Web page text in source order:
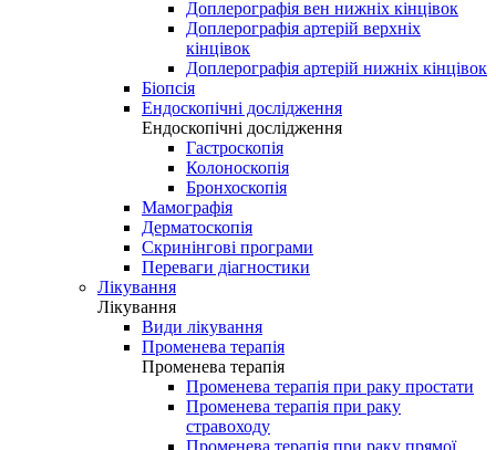
Доплерографія вен нижніх кінцівок
Доплерографія артерій верхніх
кінцівок
Доплерографія артерій нижніх кінцівок
Біопсія
Ендоскопічні дослідження
Ендоскопічні дослідження
Гастроскопія
Колоноскопія
Бронхоскопія
Мамографія
Дерматоскопія
Скринінгові програми
Переваги діагностики
Лікування
Лікування
Види лікування
Променева терапія
Променева терапія
Променева терапія при раку простати
Променева терапія при раку
стравоходу
Променева терапія при раку прямої